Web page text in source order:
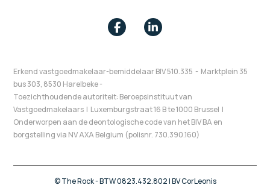
Erkend vastgoedmakelaar-bemiddelaarBIV 510.335 - Marktplein 35
bus 303, 8530 Harelbeke -
Toezichthoudende autoriteit: Beroepsinstituut van
Vastgoedmakelaars I Luxemburgstraat 16 B te 1000 Brussel I
Onderworpen aan de deontologische code van het BIV BA en
borgstelling via NV AXA Belgium (polisnr. 730.390.160)
© The Rock - BTW 0823.432.802 | BV CorLeonis